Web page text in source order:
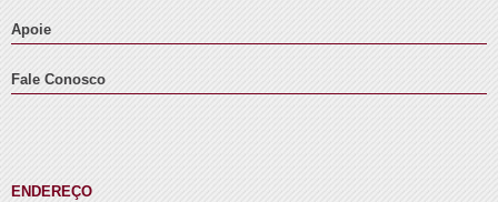
Apoie
Fale Conosco
ENDEREÇO